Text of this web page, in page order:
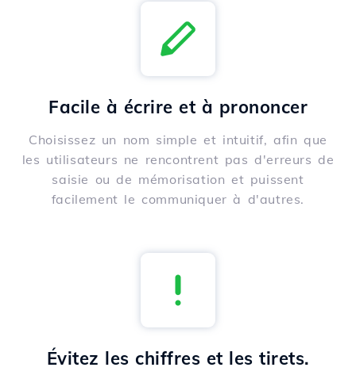
Facile à écrire et à prononcer
Choisissez un nom simple et intuitif, afin que
les utilisateurs ne rencontrent pas d'erreurs de
saisie ou de mémorisation et puissent
facilement le communiquer à d'autres.
Évitez les chiffres et les tirets.